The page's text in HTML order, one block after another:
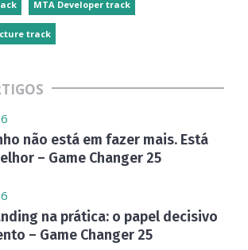
MTA Developer track
track
não está em fazer mais. Está
– Game Changer 25
na prática: o papel decisivo
– Game Changer 25